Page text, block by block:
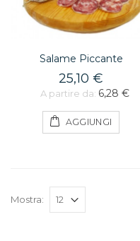
Salame Piccante
25,10 €
A partire da: 6,28 €
AGGIUNGI
Mostra: